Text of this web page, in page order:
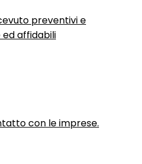
preventivi e
affidabili
con le imprese.